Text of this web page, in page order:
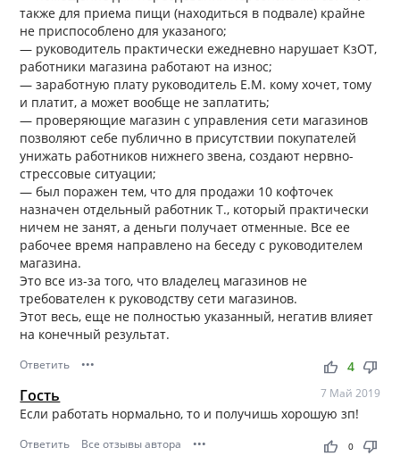
также для приема пищи (находиться в подвале) крайне
не приспособлено для указаного;
— руководитель практически ежедневно нарушает КзОТ,
работники магазина работают на износ;
— заработную плату руководитель Е.М. кому хочет, тому
и платит, а может вообще не заплатить;
— проверяющие магазин с управления сети магазинов
позволяют себе публично в присутствии покупателей
унижать работников нижнего звена, создают нервно-
стрессовые ситуации;
— был поражен тем, что для продажи 10 кофточек
назначен отдельный работник Т., который практически
ничем не занят, а деньги получает отменные. Все ее
рабочее время направлено на беседу с руководителем
магазина.
Это все из-за того, что владелец магазинов не
требователен к руководству сети магазинов.
Этот весь, еще не полностью указанный, негатив влияет
на конечный результат.
Ответить ••• thumb_up thumb_down
4
Гость 7 Май 2019
Если работать нормально, то и получишь хорошую зп!
Ответить Все отзывы автора ••• thumb_up thumb_down
0